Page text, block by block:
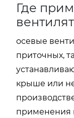
Где
осевые
приточных,
крыше или
применения